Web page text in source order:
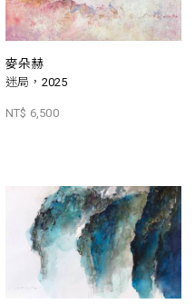
麥朵赫
迷局，2025
NT$ 6,500